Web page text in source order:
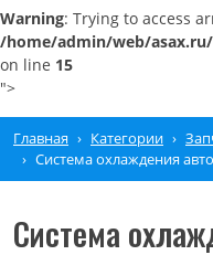
Warning: Trying to access
/home/admin/web/
on line 15
">
Главная Категории
Система охлаждения
Система